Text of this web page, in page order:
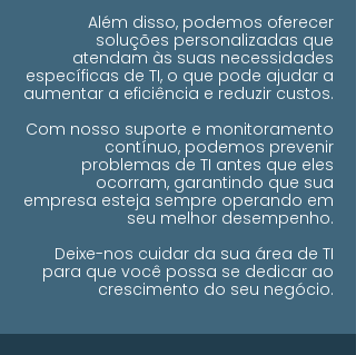
Além disso, podemos oferecer
soluções personalizadas que
atendam às suas necessidades
específicas de TI, o que pode ajudar a
aumentar a eficiência e reduzir custos.
Com nosso suporte e monitoramento
contínuo, podemos prevenir
problemas de TI antes que eles
ocorram, garantindo que sua
empresa esteja sempre operando em
seu melhor desempenho.
Deixe-nos cuidar da sua área de TI
para que você possa se dedicar ao
crescimento do seu negócio.